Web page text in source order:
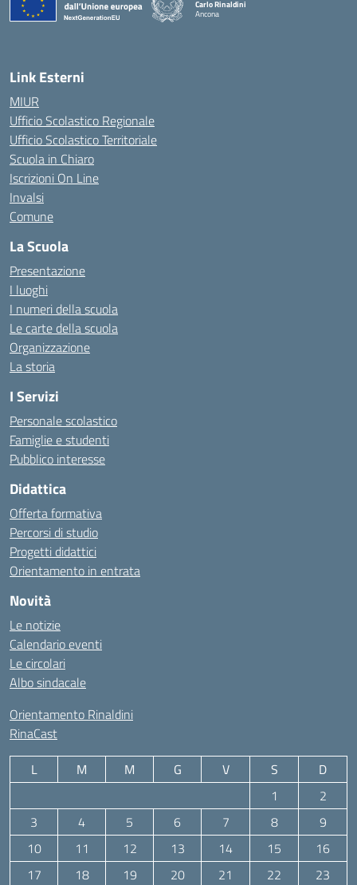
Carlo Rinaldini
Ancona
Link Esterni
MIUR
Ufficio Scolastico Regionale
Ufficio Scolastico Territoriale
Scuola in Chiaro
Iscrizioni On Line
Invalsi
Comune
La Scuola
Presentazione
I luoghi
I numeri della scuola
Le carte della scuola
Organizzazione
La storia
I Servizi
Personale scolastico
Famiglie e studenti
Pubblico interesse
Didattica
Offerta formativa
Percorsi di studio
Progetti didattici
Orientamento in entrata
Novità
Le notizie
Calendario eventi
Le circolari
Albo sindacale
Orientamento Rinaldini
RinaCast
L M M G V S
D
1
2
3
4 5 6 7 8
9
10
11 12 13 14 15
16
17
18 19 20 21 22
23